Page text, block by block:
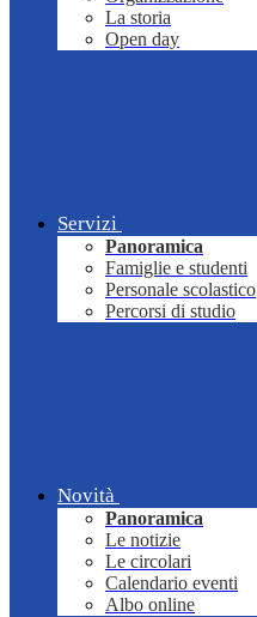
La storia
Open day
Servizi
Panoramica
Famiglie e studenti
Personale scolastico
Percorsi di studio
Novità
Panoramica
Le notizie
Le circolari
Calendario eventi
Albo online